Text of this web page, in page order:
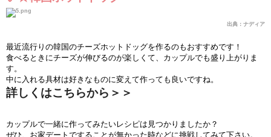
出典：ナディア
最近流行りの韓国のチーズホットドッグを作るのもおすすめです！
食べるときにチーズが伸びるのが楽しくて、カップルでも盛り上がりま
す。
中に入れる具材は好きなものに変えて作っても良いですね。
詳しくはこちらから＞＞
カップルで一緒に作ってみたいレシピは見つかりましたか？
ぜひ、お家デー トですることが無かった時などに挑戦してみて下さい。